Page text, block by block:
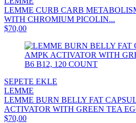
LEMME CURB CARB
WITH CHROMIUM PICOLIN...
$70,00
SEPETE EKLE
LEMME
LEMME BURN BELLY FAT
ACTIVATOR WITH GREEN TEA
$70,00